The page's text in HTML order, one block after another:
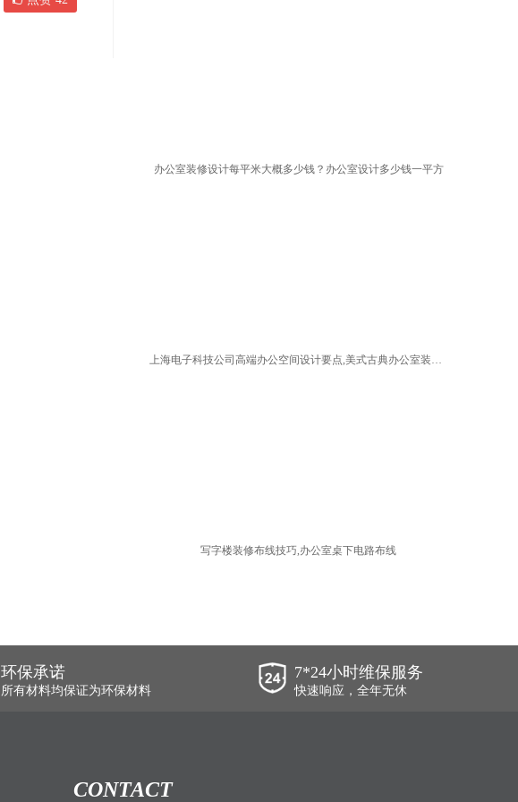
办公室装修设计每平米大概多少钱？办公室设计多少钱一平方
写字楼装修布线技巧,办公室桌下电路布线
环保承诺
所有材料均保证为环保材料
7*24小时维保服务
快速响应，全年无休
CONTACT